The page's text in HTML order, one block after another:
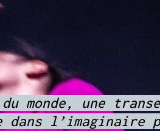
monde, une
dans